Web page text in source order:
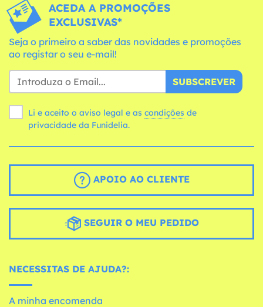
ACEDA A PROMOÇÕES
EXCLUSIVAS*
Seja o primeiro a saber das novidades e promoções
ao registar o seu e-mail!
SUBSCREVER
Li e aceito o aviso legal e as condições
privacidade da Funidelia.
APOIO AO CLIENTE
SEGUIR O MEU PEDIDO
NECESSITAS DE AJUDA?:
A minha encomenda